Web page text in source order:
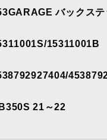
バックステ
15311001B
21～22